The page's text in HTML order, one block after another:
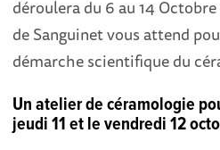
déroulera du 6 au 14
de Sanguinet vous attend
démarche scientifique du
Un atelier de céramologie
jeudi 11 et le vendredi 12